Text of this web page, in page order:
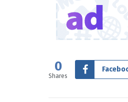
0
Shares